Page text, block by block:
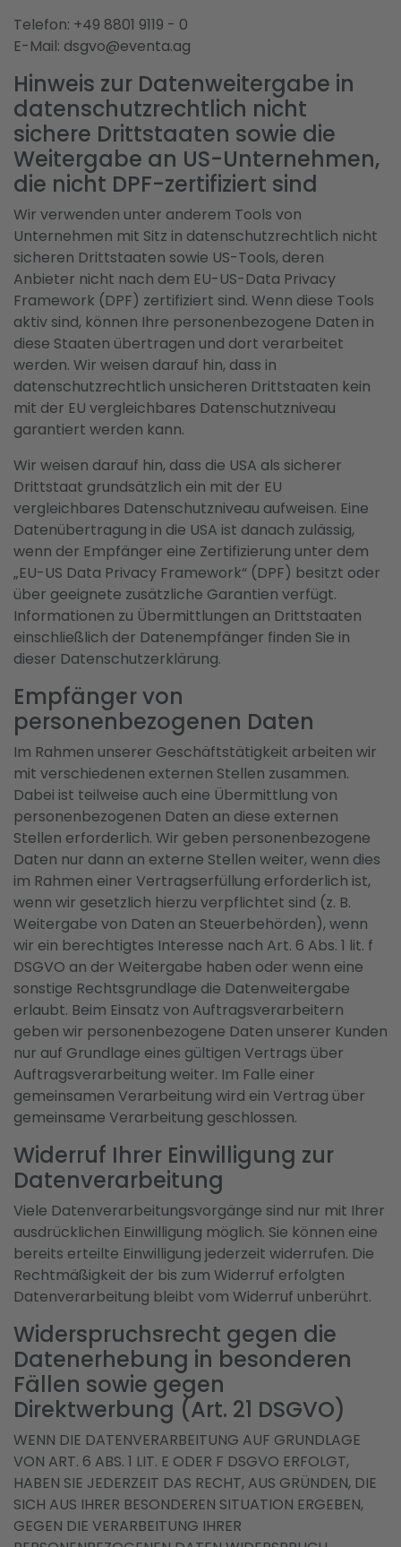
Telefon: +49 8801 9119 - 0
E-Mail: dsgvo@eventa.ag
Hinweis zur Datenweitergabe in
datenschutzrechtlich nicht
sichere Drittstaaten sowie die
Weitergabe an US-Unternehmen,
die nicht DPF-zertifiziert sind
Wir verwenden unter anderem Tools von
Unternehmen mit Sitz in datenschutzrechtlich nicht
sicheren Drittstaaten sowie US-Tools, deren
Anbieter nicht nach dem EU-US-Data Privacy
Framework (DPF) zertifiziert sind. Wenn diese Tools
aktiv sind, können Ihre personenbezogene Daten in
diese Staaten übertragen und dort verarbeitet
werden. Wir weisen darauf hin, dass in
datenschutzrechtlich unsicheren Drittstaaten kein
mit der EU vergleichbares Datenschutzniveau
garantiert werden kann.
Wir weisen darauf hin, dass die USA als sicherer
Drittstaat grundsätzlich ein mit der EU
vergleichbares Datenschutzniveau aufweisen. Eine
Datenübertragung in die USA ist danach zulässig,
wenn der Empfänger eine Zertifizierung unter dem
„EU-US Data Privacy Framework“ (DPF) besitzt oder
über geeignete zusätzliche Garantien verfügt.
Informationen zu Übermittlungen an Drittstaaten
einschließlich der Datenempfänger finden Sie in
dieser Datenschutzerklärung.
Empfänger von
personenbezogenen Daten
Im Rahmen unserer Geschäftstätigkeit arbeiten wir
mit verschiedenen externen Stellen zusammen.
Dabei ist teilweise auch eine Übermittlung von
personenbezogenen Daten an diese externen
Stellen erforderlich. Wir geben personenbezogene
Daten nur dann an externe Stellen weiter, wenn dies
im Rahmen einer Vertragserfüllung erforderlich ist,
wenn wir gesetzlich hierzu verpflichtet sind (z. B.
Weitergabe von Daten an Steuerbehörden), wenn
wir ein berechtigtes Interesse nach Art. 6 Abs. 1 lit. f
DSGVO an der Weitergabe haben oder wenn eine
sonstige Rechtsgrundlage die Datenweitergabe
erlaubt. Beim Einsatz von Auftragsverarbeitern
geben wir personenbezogene Daten unserer Kunden
nur auf Grundlage eines gültigen Vertrags über
Auftragsverarbeitung weiter. Im Falle einer
gemeinsamen Verarbeitung wird ein Vertrag über
gemeinsame Verarbeitung geschlossen.
Widerruf Ihrer Einwilligung zur
Datenverarbeitung
Viele Datenverarbeitungsvorgänge sind nur mit Ihrer
ausdrücklichen Einwilligung möglich. Sie können eine
bereits erteilte Einwilligung jederzeit widerrufen. Die
Rechtmäßigkeit der bis zum Widerruf erfolgten
Datenverarbeitung bleibt vom Widerruf unberührt.
Widerspruchsrecht gegen die
Datenerhebung in besonderen
Fällen sowie gegen
Direktwerbung (Art. 21 DSGVO)
WENN DIE DATENVERARBEITUNG AUF GRUNDLAGE
VON ART. 6 ABS. 1 LIT. E ODER F DSGVO ERFOLGT,
HABEN SIE JEDERZEIT DAS RECHT, AUS GRÜNDEN, DIE
SICH AUS IHRER BESONDEREN SITUATION ERGEBEN,
GEGEN DIE VERARBEITUNG IHRER